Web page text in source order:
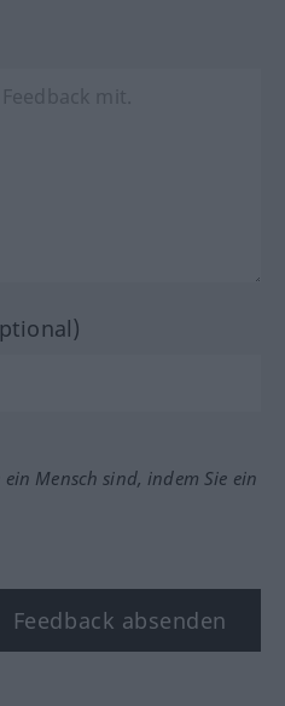
Mensch sind, indem Sie ein
Feedback absenden